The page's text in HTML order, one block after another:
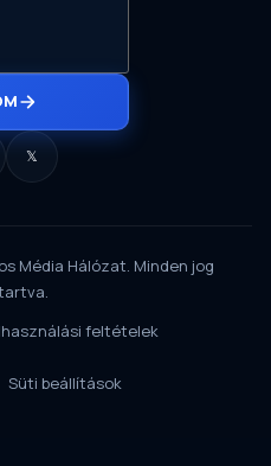
𝕏
Média Hálózat. Minden jog
feltételek
Süti beállítások